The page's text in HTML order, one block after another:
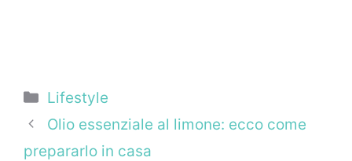
Categorie
Lifestyle
Olio essenziale al limone: ecco come
prepararlo in casa